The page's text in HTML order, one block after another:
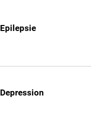
Epilepsie
Depression